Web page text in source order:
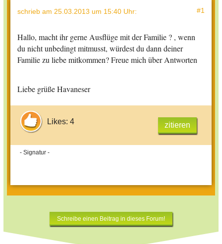
schrieb am 25.03.2013 um 15:40 Uhr: #1
Hallo, macht ihr gerne Ausflüge mit der Familie ? , wenn
du nicht unbedingt mitmusst, würdest du dann deiner
Familie zu liebe mitkommen? Freue mich über Antworten
Liebe grüße Havaneser
Likes: 4 zitieren
- Signatur -
Schreibe einen Beitrag in dieses Forum!